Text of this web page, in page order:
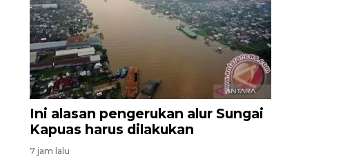
Ini alasan pengerukan alur Sungai
Kapuas harus dilakukan
7 jam lalu